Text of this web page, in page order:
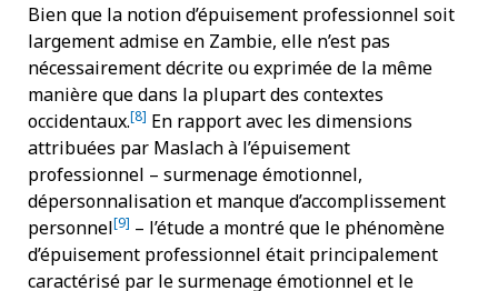
Bien que la notion d’épuisement professionnel soit
largement admise en Zambie, elle n’est pas
nécessairement décrite ou exprimée de la même
manière que dans la plupart des contextes
occidentaux.[8] En rapport avec les dimensions
attribuées par Maslach à l’épuisement
professionnel – surmenage émotionnel,
dépersonnalisation et manque d’accomplissement
personnel[9] – l’étude a montré que le phénomène
d’épuisement professionnel était principalement
caractérisé par le surmenage émotionnel et le